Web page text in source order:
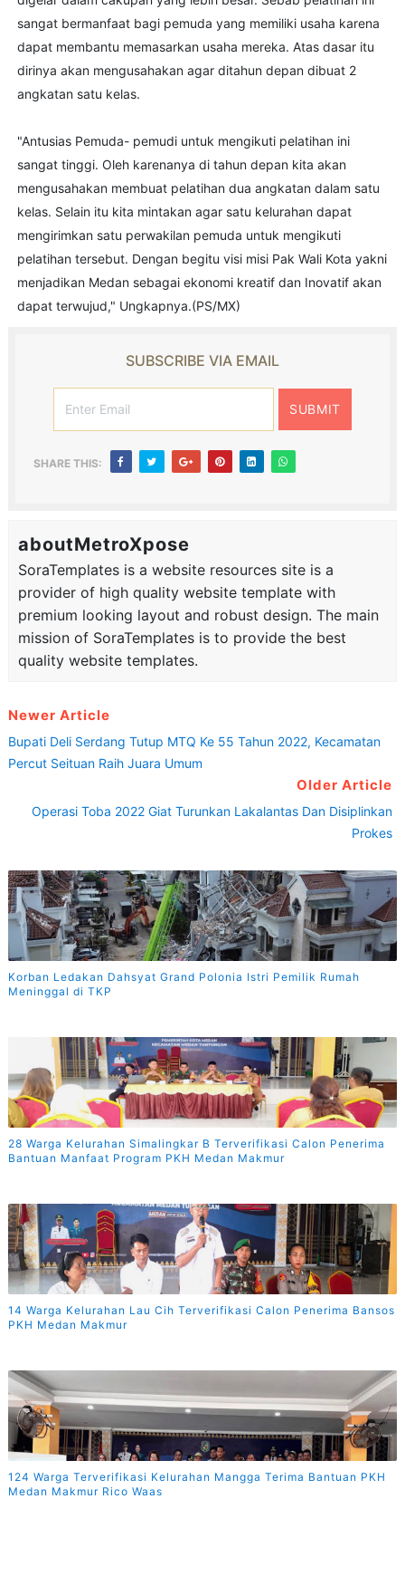
sangat bermanfaat bagi pemuda yang memiliki usaha karena
dapat membantu memasarkan usaha mereka. Atas dasar itu
dirinya akan mengusahakan agar ditahun depan dibuat 2
angkatan satu kelas.
"Antusias Pemuda- pemudi untuk mengikuti pelatihan ini
sangat tinggi. Oleh karenanya di tahun depan kita akan
mengusahakan membuat pelatihan dua angkatan dalam satu
kelas. Selain itu kita mintakan agar satu kelurahan dapat
mengirimkan satu perwakilan pemuda untuk mengikuti
pelatihan tersebut. Dengan begitu visi misi Pak Wali Kota yakni
menjadikan Medan sebagai ekonomi kreatif dan Inovatif akan
dapat terwujud," Ungkapnya.(PS/MX)
SUBSCRIBE VIA EMAIL
SHARE THIS:
aboutMetroXpose
SoraTemplates is a website resources site is a
provider of high quality website template with
premium looking layout and robust design. The main
mission of SoraTemplates is to provide the best
quality website templates.
Newer Article
Bupati Deli Serdang Tutup MTQ Ke 55 Tahun 2022, Kecamatan
Percut Seituan Raih Juara Umum
Older Article
Operasi Toba 2022 Giat Turunkan Lakalantas Dan Disiplinkan
Prokes
Korban Ledakan Dahsyat Grand Polonia Istri Pemilik Rumah
Meninggal di TKP
28 Warga Kelurahan Simalingkar B Terverifikasi Calon Penerima
Bantuan Manfaat Program PKH Medan Makmur
14 Warga Kelurahan Lau Cih Terverifikasi Calon Penerima Bansos
PKH Medan Makmur
124 Warga Terverifikasi Kelurahan Mangga Terima Bantuan PKH
Medan Makmur Rico Waas